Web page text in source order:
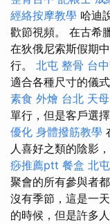
經絡按摩教學 哈迪
歡節視頻。 在古希
在狄俄尼索斯假期
行。 北屯 整骨 台
適合各種尺寸的儀
素食 外燴 台北 天
單行，但是客戶選
優化 身體撥筋教學
人喜好之類的陰影
痧推薦ptt 餐盒 北
聚會的所有參與者
沒有季節，這是一
的時候，但是許多